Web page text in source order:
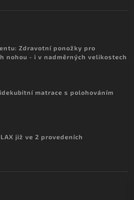
Zdravotní ponožky pro
nohou - i v nadměrných velikostech
matrace s polohováním
již ve 2 provedeních